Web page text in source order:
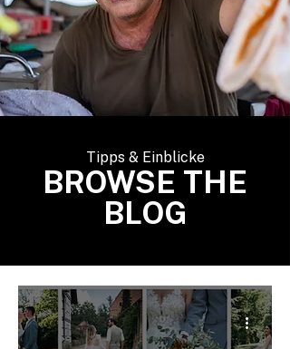
Tipps & Einblicke
BROWSE THE
BLOG